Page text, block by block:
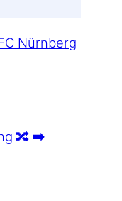
Nürnberg
🔀 ➡️